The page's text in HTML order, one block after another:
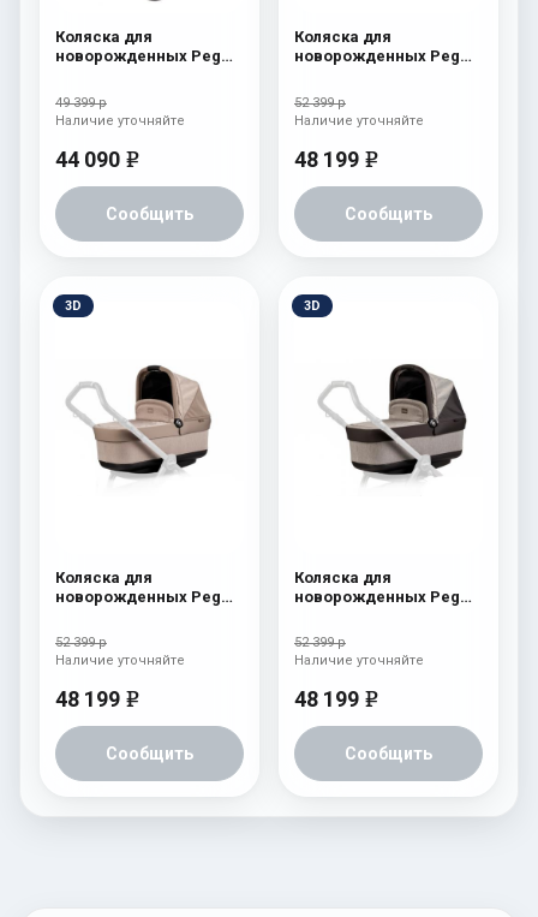
Коляска для
новорожденных Peg
(шасси White/Black)
Fleur
49 399 р
44 090 e
Сообщить
Наличие уточняйте
Коляска для
новорожденных Peg
Pop-Up) Tulip
52 399 р
48 199 e
Сообщить
Наличие уточняйте
3D
Коляска для
новорожденных Peg
Pop-Up) Cream
52 399 р
48 199 e
Сообщить
Наличие уточняйте
3D
Коляска для
новорожденных Peg
Pop-Up) Atmosphere
52 399 р
48 199 e
Сообщить
Наличие уточняйте